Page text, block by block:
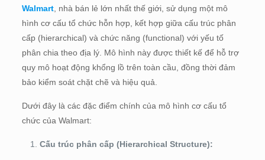
Walmart, nhà bán lẻ lớn nhất thế giới, sử dụng một mô
hình cơ cấu tổ chức hỗn hợp, kết hợp giữa cấu trúc phân
cấp (hierarchical) và chức năng (functional) với yếu tố
phân chia theo địa lý. Mô hình này được thiết kế để hỗ trợ
quy mô hoạt động khổng lồ trên toàn cầu, đồng thời đảm
bảo kiểm soát chặt chẽ và hiệu quả.
Dưới đây là các đặc điểm chính của mô hình cơ cấu tổ
chức của Walmart:
Cấu trúc phân cấp (Hierarchical Structure):